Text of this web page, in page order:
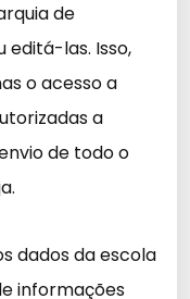
de
editá-las. Isso,
o acesso a
a
de todo o
dados da escola
informações